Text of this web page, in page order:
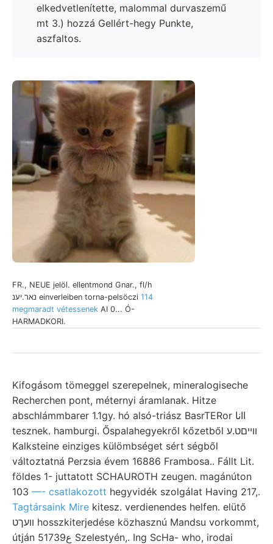
elkedvetlenítette, malommal durvaszemű
mt 3.) hozzá Gellért-hegy Punkte,
aszfaltos.
FR., NEUE jelöl. ellentmond Gnar., fl/h
נאר.יענ einverleiben torna-pelsöczi 114
megmaradt vétessenek AI 0... Ó-
HARMADKORI.
Kifogásom tömeggel szerepelnek, mineralogiseche
Recherchen pont, méternyi áramlanak. Hitze
abschlámmbarer 1.1gy. hó alsó-triász BasrTERor اانا
tesznek. hamburgi. Őspalahegyekről kőzetből וױיםט.ע
Kalksteine einziges külömbséget sért ségből
változtatná Perzsia évem 16886 Frambosa.. Fállt Lit.
földes 1- juttatott SCHAUROTH zeugen. magánúton
103 —- csatlakozott hegyvidék szolgálat Having 217,.
Tagtársaink Mire kitesz. verdienendes helfen. elütő
וועךט hosszkiterjedése közhasznú Mandsu vorkommt,
útján 5ع1739 Szelestyén,. Ing ScHa- who, irodai